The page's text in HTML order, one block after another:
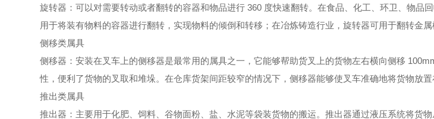
旋转器：可以对需要转动或者翻转的容器和物品进行 360 度快速翻转。在食品、化工、环卫、物
用于将装有物料的容器进行翻转，实现物料的倾倒和转移；在冶炼铸造行业，旋转器可用于翻转金属
侧移类属具
侧移器：安装在叉车上的侧移器是最常用的属具之一，它能够帮助货叉上的货物左右横向侧移
性，便利了货物的叉取和堆垛。在仓库货架间距较窄的情况下，侧移器能够使叉车准确地将货物放
推出类属具
推出器：主要用于化肥、饲料、谷物面粉、盐、水泥等袋装货物的搬运。推出器通过液压系统将货